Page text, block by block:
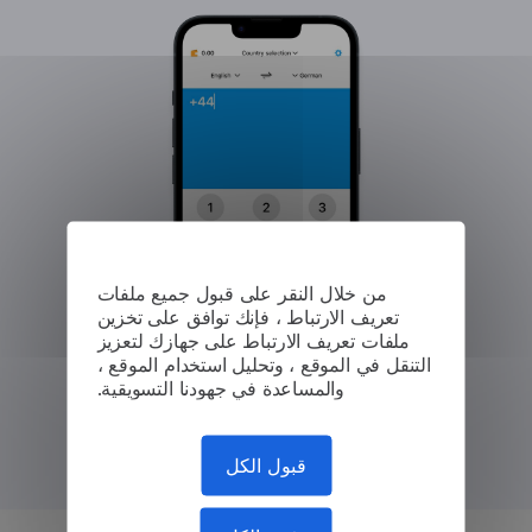
من خلال النقر على قبول جميع ملفات
تعريف الارتباط ، فإنك توافق على تخزين
ملفات تعريف الارتباط على جهازك لتعزيز
التنقل في الموقع ، وتحليل استخدام الموقع ،
والمساعدة في جهودنا التسويقية.
قبول الكل